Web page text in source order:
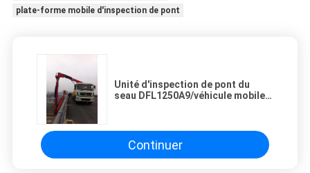
plate-forme mobile d'inspection de pont
Unité d'inspection de pont du
seau DFL1250A9/véhicule mobiles
Continuer